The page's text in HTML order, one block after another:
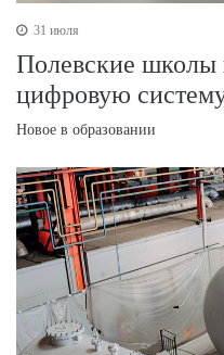
31 июля
Полевские школы
цифровую
Новое в образовании